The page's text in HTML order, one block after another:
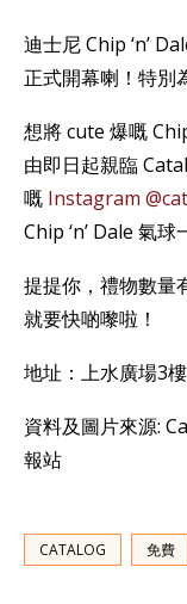
迪士尼 Chip ‘n’
正式開幕喇！特別
想將 cute 爆嘅
由即日起親臨
嘅 Instagram
Chip ‘n’ Dale 氣球
提提你，禮物數量
就要快啲嚟啦！
地址：上水廣場3
資料及圖片來源:
報站
CATALOG 免費